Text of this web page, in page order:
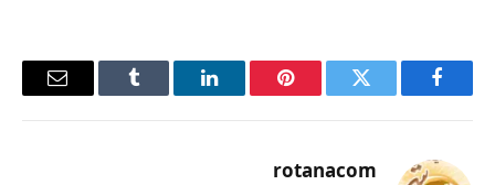
فيسبوك تويتر بينتيريستلينكدإن Tumblr
البريد
rotanacom